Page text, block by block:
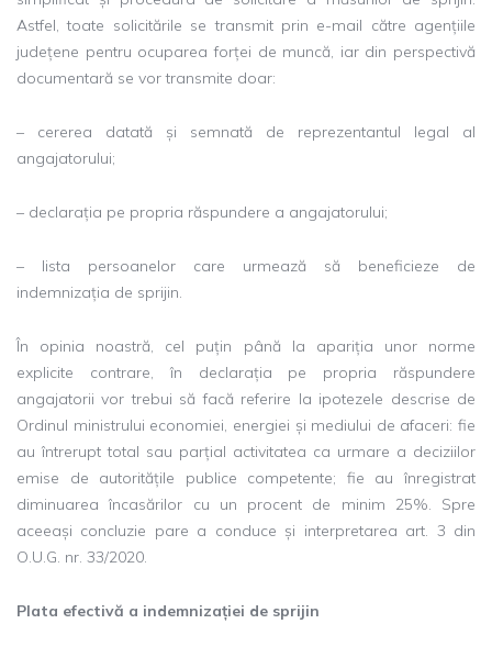
Astfel, toate solicitările se transmit prin e-mail către agențiile
județene pentru ocuparea forței de muncă, iar din perspectivă
documentară se vor transmite doar:
– cererea datată și semnată de reprezentantul legal al
angajatorului;
– declarația pe propria răspundere a angajatorului;
– lista persoanelor care urmează să beneficieze de
indemnizația de sprijin.
În opinia noastră, cel puțin până la apariția unor norme
explicite contrare, în declarația pe propria răspundere
angajatorii vor trebui să facă referire la ipotezele descrise de
Ordinul ministrului economiei, energiei și mediului de afaceri: fie
au întrerupt total sau parțial activitatea ca urmare a deciziilor
emise de autoritățile publice competente; fie au înregistrat
diminuarea încasărilor cu un procent de minim 25%. Spre
aceeași concluzie pare a conduce și interpretarea art. 3 din
O.U.G. nr. 33/2020.
Plata efectivă a indemnizației de sprijin